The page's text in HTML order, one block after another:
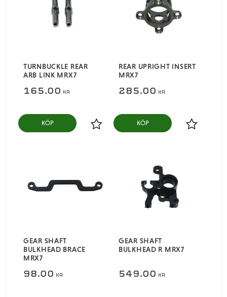
TURNBUCKLE REAR
ARB LINK MRX7
165,00 KR
Lägg till i favoriter
KÖP
REAR UPRIGHT INSERT
MRX7
285,00 KR
Lägg till i
KÖP
GEAR SHAFT
BULKHEAD BRACE
MRX7
98,00 KR
GEAR SHAFT
BULKHEAD R MRX7
549,00 KR